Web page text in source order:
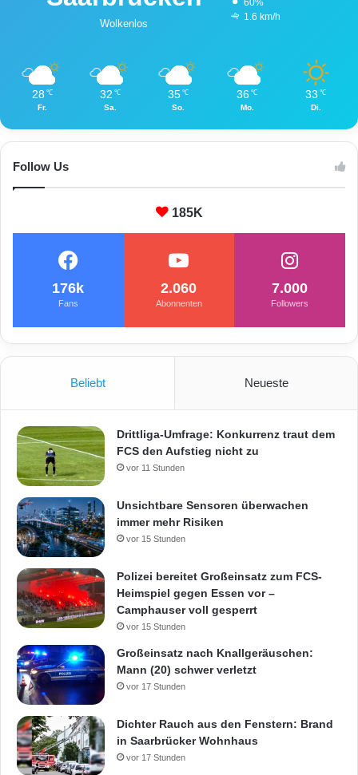
Wolkenlos
1.6 km/h
28 ℃
Fr.
32 ℃
Sa.
35 ℃
So.
36 ℃
Mo.
33 ℃
Di.
Follow Us
185K
176k
Fans
2.060
Abonnenten
7.000
Followers
Beliebt Neueste
Drittliga-Umfrage: Konkurrenz traut dem
FCS den Aufstieg nicht zu
vor 11 Stunden
Unsichtbare Sensoren überwachen
immer mehr Risiken
vor 15 Stunden
Polizei bereitet Großeinsatz zum FCS-
Heimspiel gegen Essen vor –
Camphauser voll gesperrt
vor 15 Stunden
Großeinsatz nach Knallgeräuschen:
Mann (20) schwer verletzt
vor 17 Stunden
Dichter Rauch aus den Fenstern: Brand
in Saarbrücker Wohnhaus
vor 17 Stunden